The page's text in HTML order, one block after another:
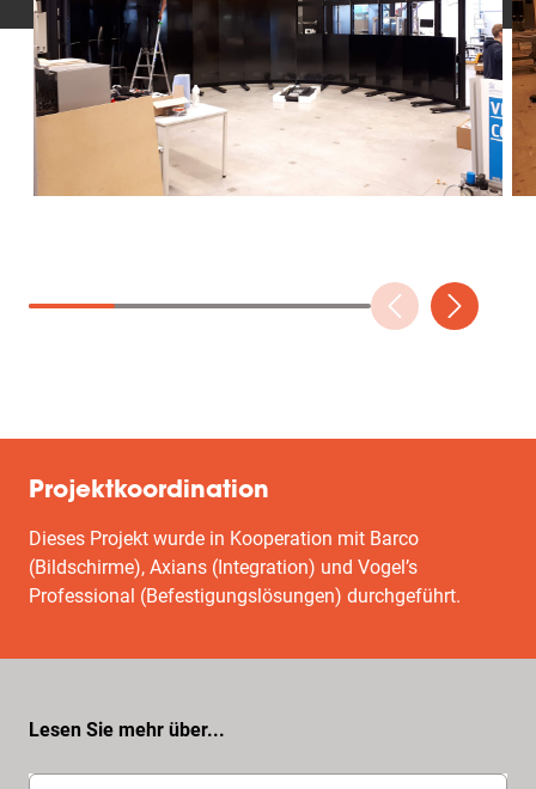
Projektkoordination
Dieses Projekt wurde in Kooperation mit Barco
(Bildschirme), Axians (Integration) und Vogel’s
Professional (Befestigungslösungen) durchgeführt.
Lesen Sie mehr über...